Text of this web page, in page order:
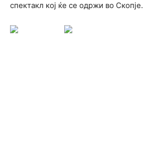
спектакл кој ќе се одржи во Скопје.